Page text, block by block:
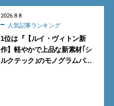
2026.8.8
人気記事ランキング
1位は『【ルイ・ヴィトン新
作】軽やかで上品な新素材｢シ
ルクテック｣のモノグラムバッ